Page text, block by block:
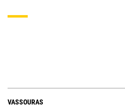
VASSOURAS